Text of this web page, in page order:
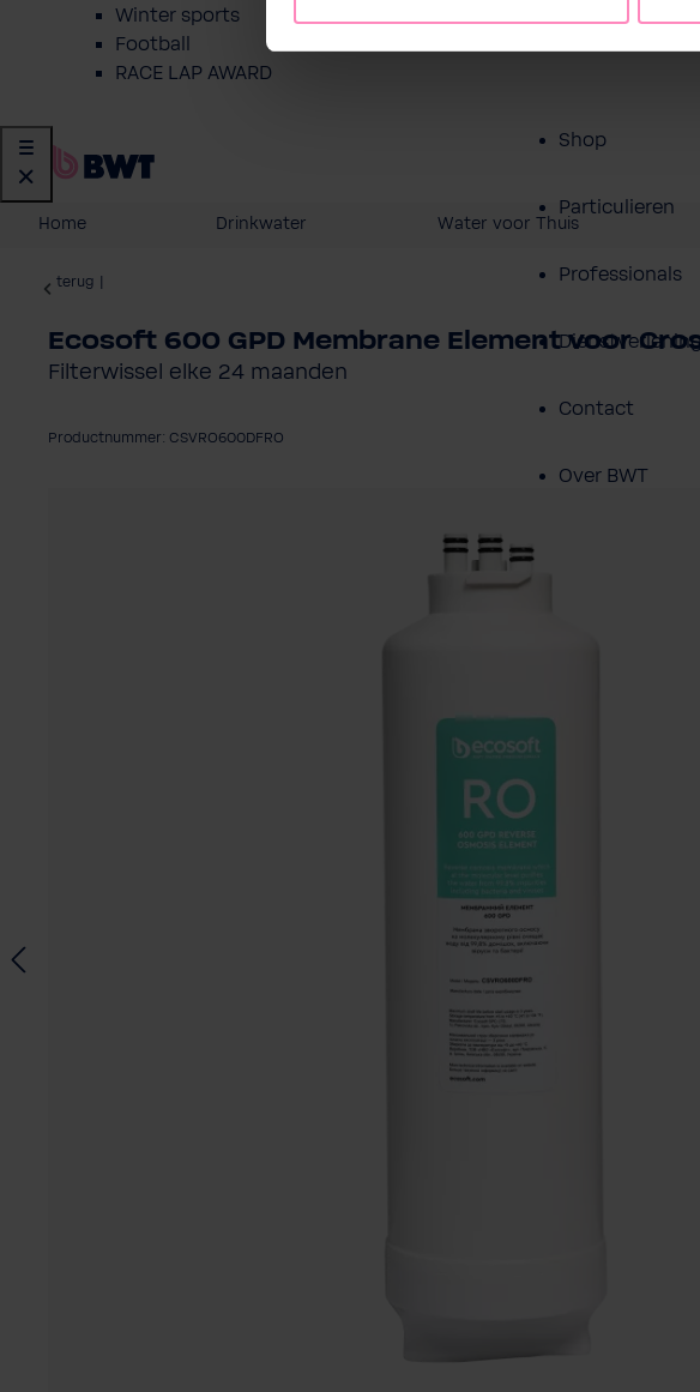
Winter sports
Football
RACE LAP AWARD
Shop
Particulieren
Professionals
Contact
Over BWT
Home Drinkwater Water voor Thuis
terug
Ecosoft 600 GPD Membrane Element voor
Filterwissel elke 24 maanden
Productnummer: CSVRO600DFRO